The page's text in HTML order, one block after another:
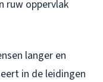
ruw oppervlak
langer en
in de leidingen